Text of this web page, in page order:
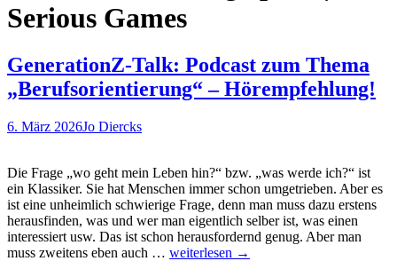
Serious Games
GenerationZ-Talk: Podcast zum Thema
„Berufsorientierung“ – Hörempfehlung!
6. März 2026Jo Diercks
Die Frage „wo geht mein Leben hin?“ bzw. „was werde ich?“ ist
ein Klassiker. Sie hat Menschen immer schon umgetrieben. Aber es
ist eine unheimlich schwierige Frage, denn man muss dazu erstens
herausfinden, was und wer man eigentlich selber ist, was einen
interessiert usw. Das ist schon herausfordernd genug. Aber man
muss zweitens eben auch … GenerationZ-
weiterlesen →